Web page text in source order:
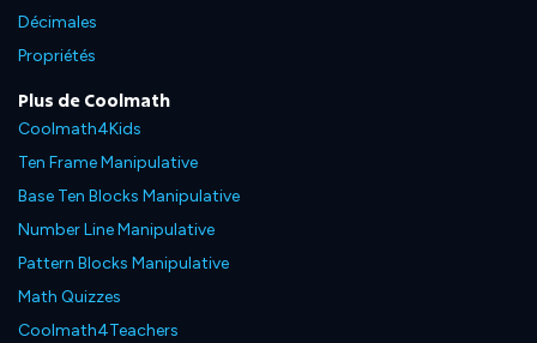
Décimales
Propriétés
Plus de Coolmath
Coolmath4Kids
Ten Frame Manipulative
Base Ten Blocks Manipulative
Number Line Manipulative
Pattern Blocks Manipulative
Math Quizzes
Coolmath4Teachers